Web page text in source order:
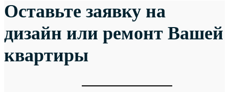
Оставьте заявку на
дизайн или ремонт Вашей
квартиры